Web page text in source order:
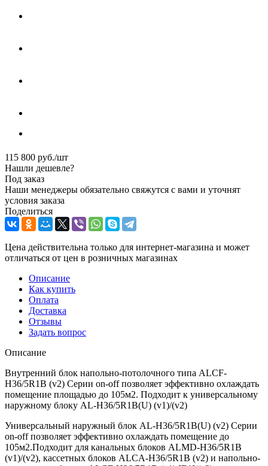
115 800 руб./шт
Нашли дешевле?
Под заказ
Наши менеджеры обязательно свяжутся с вами и уточнят
условия заказа
Поделиться
Цена действительна только для интернет-магазина и может
отличаться от цен в розничных магазинах
Описание
Как купить
Оплата
Доставка
Отзывы
Задать вопрос
Описание
Внутренний блок напольно-потолочного типа ALCF-
H36/5R1B (v2) Серии on-off позволяет эффективно охлаждать
помещение площадью до 105м2. Подходит к универсальному
наружному блоку AL-H36/5R1B(U) (v1)/(v2)
Универсальный наружный блок AL-H36/5R1B(U) (v2) Серии
on-off позволяет эффективно охлаждать помещение до
105м2.Подходит для канальных блоков ALMD-H36/5R1B
(v1)/(v2), кассетных блоков ALCA-H36/5R1B (v2) и напольно-